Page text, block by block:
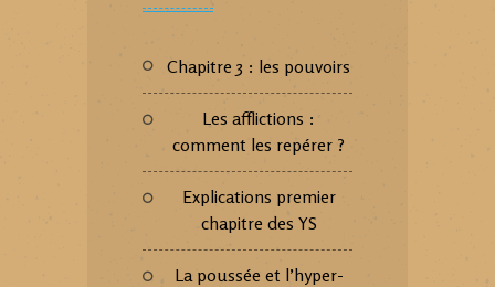
Chapitre 3 : les pouvoirs
Les afflictions :
comment les repérer ?
Explications premier
chapitre des YS
La poussée et l’hyper-